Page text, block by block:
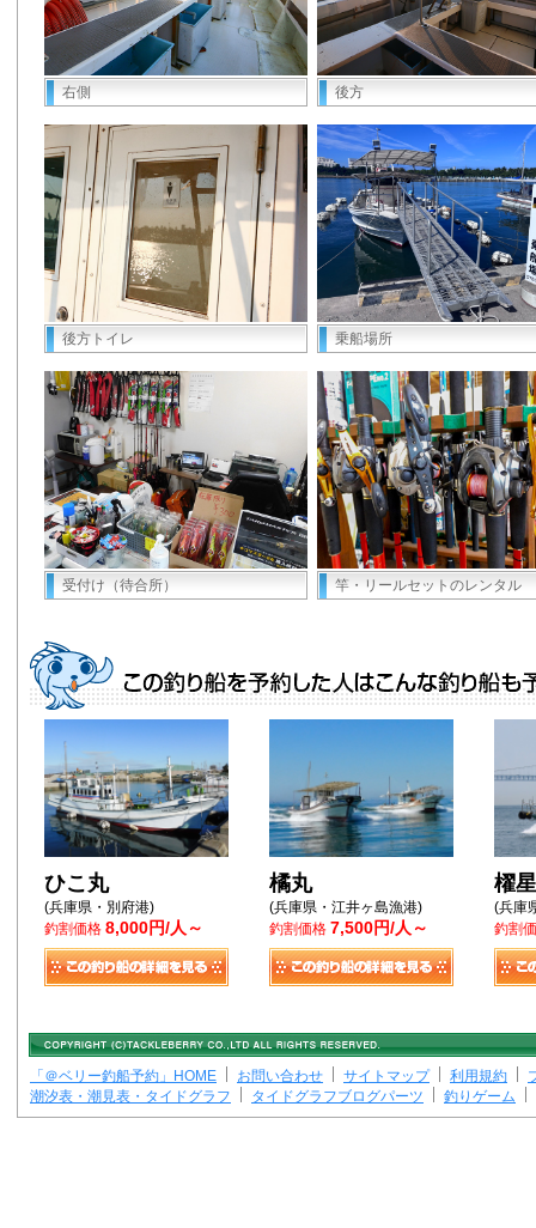
右側 後方
後方トイレ 乗船場所
受付け（待合所） 竿・リールセットのレンタル
ひこ丸
(兵庫県・別府港)
釣割価格 8,000円/人～
橘丸
(兵庫県・江井ヶ島漁港)
釣割価格 7,500円/人～
櫂
(兵庫
釣割
「＠ベリー釣船予約」HOME お問い合わせ サイトマップ 利用規約
潮汐表・潮見表・タイドグラフ
タイドグラフブログパーツ 釣りゲーム